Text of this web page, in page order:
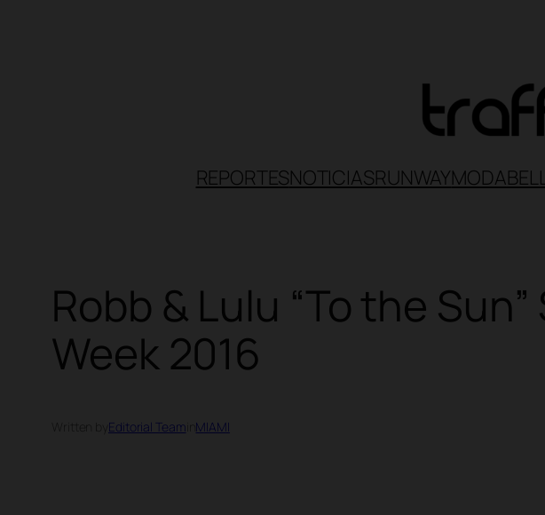
REPORTESNOTICIASRUNWAYMODA
Robb & Lulu “To the
Week 2016
Editorial Team MIAMI